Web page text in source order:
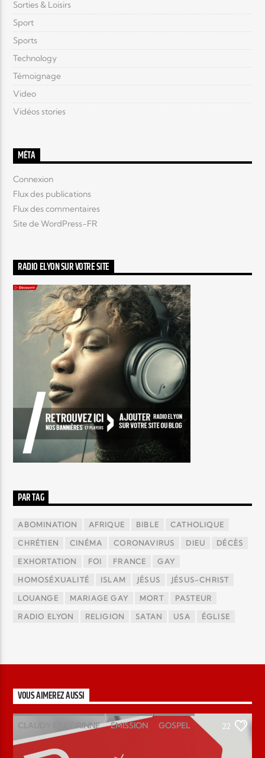
Sorties & Loisirs
Sport
Sports
Technology
Témoignage
Video
Vidéos stories
MÉTA
Connexion
Flux des publications
Flux des commentaires
Site de WordPress-FR
RADIO ELYON SUR VOTRE SITE
PAR TAG
ABOMINATION AFRIQUE BIBLE CATHOLIQUE
CHRÉTIEN CINÉMA CORONAVIRUS DIEU DÉCÈS
EXHORTATION FOI FRANCE GAY
HOMOSÉXUALITÉ ISLAM JÉSUS JÉSUS-CHRIST
LOUANGE MARIAGE GAY MORT PASTEUR
RADIO ELYON RELIGION SATAN USA ÉGLISE
VOUS AIMEREZ AUSSI
CLAUDY ET CORINNE ÉMISSION GOSPEL
MAGAZINE
22